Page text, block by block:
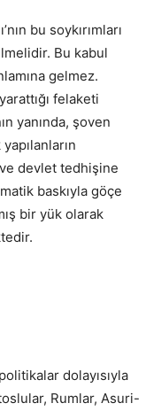
bu soykırımları
Bu kabul
gelmez.
felaketi
yanında, şoven
devlet tedhişine
baskıyla göçe
bir yük olarak
dolayısıyla
Rumlar, Asuri-